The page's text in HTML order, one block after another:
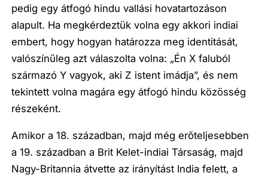
pedig egy átfogó hindu vallási hovatartozáson
alapult. Ha megkérdeztük volna egy akkori indiai
embert, hogy hogyan határozza meg identitását,
valószínűleg azt válaszolta volna: „Én X faluból
származó Y vagyok, aki Z istent imádja”, és nem
tekintett volna magára egy átfogó hindu közösség
részeként.
Amikor a 18. században, majd még erőteljesebben
a 19. században a Brit Kelet-indiai Társaság, majd
Nagy-Britannia átvette az irányítást India felett, a